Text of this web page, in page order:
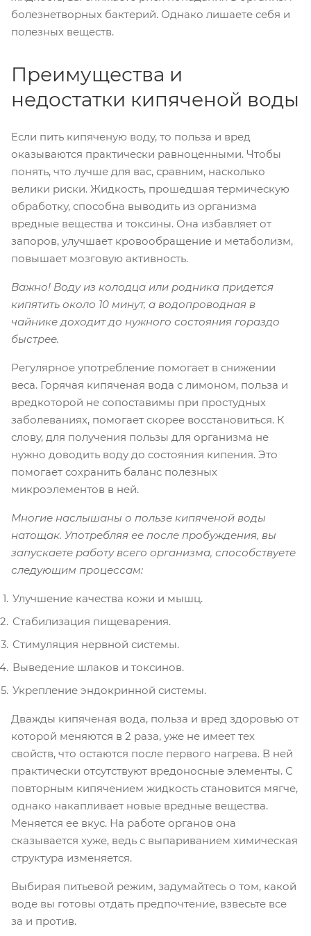
болезнетворных бактерий. Однако лишаете себя и
полезных веществ.
Преимущества и
недостатки кипяченой воды
Если пить кипяченую воду, то польза и вред
оказываются практически равноценными. Чтобы
понять, что лучше для вас, сравним, насколько
велики риски. Жидкость, прошедшая термическую
обработку, способна выводить из организма
вредные вещества и токсины. Она избавляет от
запоров, улучшает кровообращение и метаболизм,
повышает мозговую активность.
Важно! Воду из колодца или родника придется
кипятить около 10 минут, а водопроводная в
чайнике доходит до нужного состояния гораздо
быстрее.
Регулярное употребление помогает в снижении
веса. Горячая кипяченая вода с лимоном, польза и
вредкоторой не сопоставимы при простудных
заболеваниях, помогает скорее восстановиться. К
слову, для получения пользы для организма не
нужно доводить воду до состояния кипения. Это
помогает сохранить баланс полезных
микроэлементов в ней.
Многие наслышаны о пользе кипяченой воды
натощак. Употребляя ее после пробуждения, вы
запускаете работу всего организма, способствуете
следующим процессам:
Улучшение качества кожи и мышц.
Стабилизация пищеварения.
Стимуляция нервной системы.
Выведение шлаков и токсинов.
Укрепление эндокринной системы.
Дважды кипяченая вода, польза и вред здоровью от
которой меняются в 2 раза, уже не имеет тех
свойств, что остаются после первого нагрева. В ней
практически отсутствуют вредоносные элементы. С
повторным кипячением жидкость становится мягче,
однако накапливает новые вредные вещества.
Меняется ее вкус. На работе органов она
сказывается хуже, ведь с выпариванием химическая
структура изменяется.
Выбирая питьевой режим, задумайтесь о том, какой
воде вы готовы отдать предпочтение, взвесьте все
за и против.